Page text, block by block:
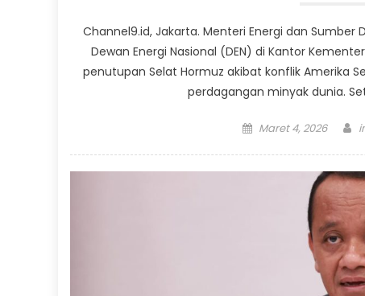
Channel9.id, Jakarta. Menteri Energi dan
Dewan Energi Nasional (DEN) di Kantor
penutupan Selat Hormuz akibat konflik Amerika
perdagangan minyak dunia.
Posted
Maret 4, 2026